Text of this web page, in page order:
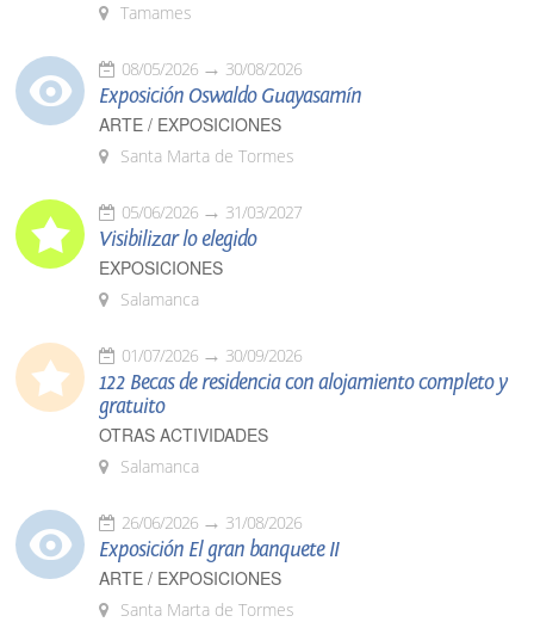
Tamames
08/05/2026 30/08/2026
Exposición Oswaldo Guayasamín
ARTE / EXPOSICIONES
Santa Marta de Tormes
05/06/2026 31/03/2027
Visibilizar lo elegido
EXPOSICIONES
Salamanca
01/07/2026 30/09/2026
122 Becas de residencia con alojamiento completo y
gratuito
OTRAS ACTIVIDADES
Salamanca
26/06/2026 31/08/2026
Exposición El gran banquete II
ARTE / EXPOSICIONES
Santa Marta de Tormes